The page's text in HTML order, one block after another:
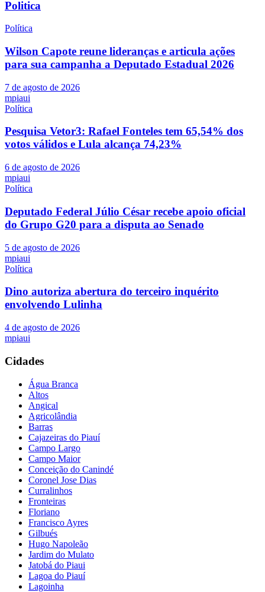
Politica
Política
Wilson Capote reune lideranças e articula ações
para sua campanha a Deputado Estadual 2026
7 de agosto de 2026
mpiaui
Política
Pesquisa Vetor3: Rafael Fonteles tem 65,54% dos
votos válidos e Lula alcança 74,23%
6 de agosto de 2026
mpiaui
Política
Deputado Federal Júlio César recebe apoio oficial
do Grupo G20 para a disputa ao Senado
5 de agosto de 2026
mpiaui
Política
Dino autoriza abertura do terceiro inquérito
envolvendo Lulinha
4 de agosto de 2026
mpiaui
Cidades
Água Branca
Altos
Angical
Agricolândia
Barras
Cajazeiras do Piauí
Campo Largo
Campo Maior
Conceição do Canindé
Coronel Jose Dias
Curralinhos
Fronteiras
Floriano
Francisco Ayres
Gilbués
Hugo Napoleão
Jardim do Mulato
Jatobá do Piaui
Lagoa do Piauí
Lagoinha